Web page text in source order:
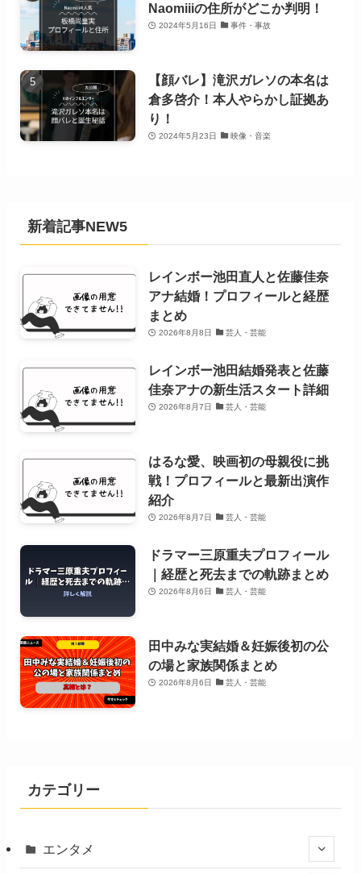
Naomiiiの住所がどこか判明！
2024年5月16日 事件・事故
【顔バレ】滝沢ガレソの本名は
倉多啓介！本人やらかし証拠あ
り！
2024年5月23日 映像・音楽
新着記事NEW5
レインボー池田直人と佐藤佳奈
アナ結婚！プロフィールと経歴
まとめ
2026年8月8日 芸人・芸能
レインボー池田結婚発表と佐藤
佳奈アナの新生活スタート詳細
2026年8月7日 芸人・芸能
はるな愛、映画初の母親役に挑
戦！プロフィールと最新出演作
紹介
2026年8月7日 芸人・芸能
ドラマー三原重夫プロフィール
｜経歴と死去までの軌跡まとめ
2026年8月6日 芸人・芸能
田中みな実結婚＆妊娠後初の公
の場と家族関係まとめ
2026年8月6日 芸人・芸能
カテゴリー
エンタメ